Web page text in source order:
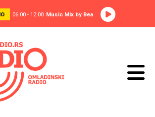
06:00 - 12:00 Music Mix by Bea